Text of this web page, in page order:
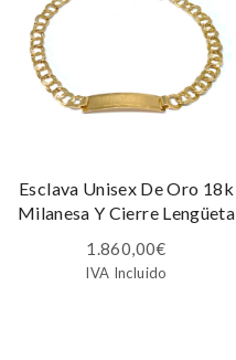
Esclava Unisex De Oro 18k
Milanesa Y Cierre Lengüeta
1.860,00€
IVA Incluido